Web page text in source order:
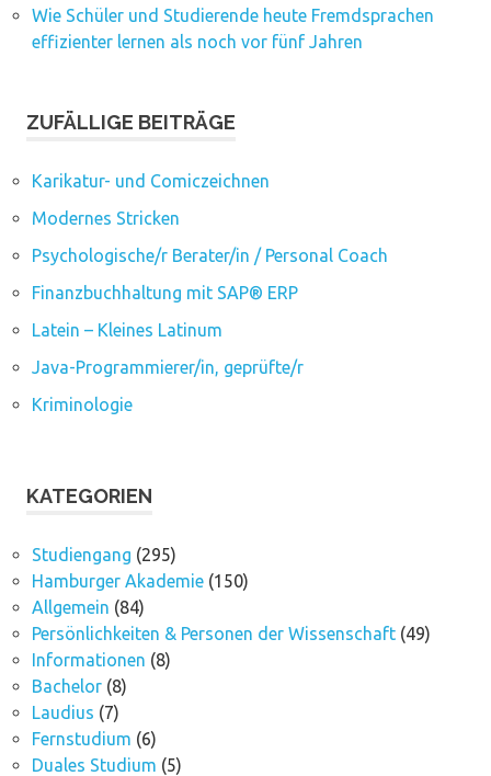
Wie Schüler und Studierende heute Fremdsprachen
effizienter lernen als noch vor fünf Jahren
ZUFÄLLIGE BEITRÄGE
Karikatur- und Comiczeichnen
Modernes Stricken
Psychologische/r Berater/in / Personal Coach
Finanzbuchhaltung mit SAP® ERP
Latein – Kleines Latinum
Java-Programmierer/in, geprüfte/r
Kriminologie
KATEGORIEN
Studiengang (295)
Hamburger Akademie(150)
Allgemein (84)
Persönlichkeiten & Personen der Wissenschaft(49)
Informationen (8)
Bachelor(8)
Laudius (7)
Fernstudium (6)
Duales Studium (5)